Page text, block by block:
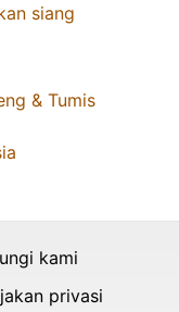
siang
& Tumis
kami
privasi